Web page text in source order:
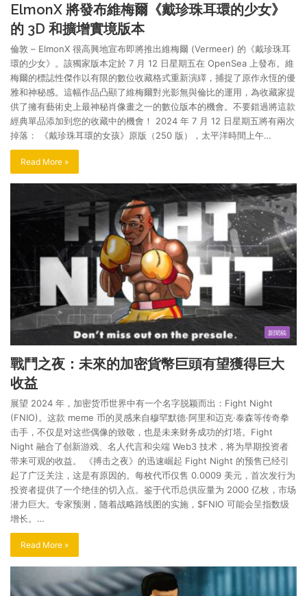
ElmonX 將發布維梅爾《戴珍珠耳環的少女》
的 3D 和擴增實境版本
倫敦 – ElmonX 很高興地宣布即將推出維梅爾 (Vermeer) 的《戴珍珠耳
環的少女》。該獨家版本定於 7 月 12 日星期五在 OpenSea 上發布。維
梅爾的標誌性傑作以有限的數位收藏格式重新演繹，捕捉了原作永恆的優
雅和神秘感。這幅作品凸顯了維梅爾對光影無與倫比的運用，為收藏家提
供了擁有藝術史上最神秘肖像畫之一的數位版本的機會。不要錯過將這款
經典單品添加到您的收藏中的機會！ 2024 年 7 月 12 日星期五將有兩次
掉落： 《戴珍珠耳環的女孩》原版（250 版），太平洋時間上午…
Read More »
新聞稿
戰鬥之夜：未來的加密貨幣巨頭有望獲得巨大
收益
展望 2024 年，加密货币世界中有一个名字脱颖而出：Fight Night
(FNIO)。这款 meme 币的灵感来自穆罕默德·阿里和迈克·泰森等传奇拳
击手，不仅是对这些偶像的致敬，也是未来财务成功的灯塔。Fight
Night 融合了创新游戏、名人代言和尖端 Web3 技术，将为早期投资者
带来可观的收益。 《搏击之夜》的迅速崛起 Fight Night 的预售已经引
起了广泛关注，这是有原因的。每枚代币仅售 0.0009 美元，首次发行为
投资者提供了一个绝佳的切入点。鉴于代币总供应量为 2000 亿枚，市场
潜力巨大。专家预测，随着战略路线图的实施，$FNIO 可能会呈指数级
增长。…
Read More »